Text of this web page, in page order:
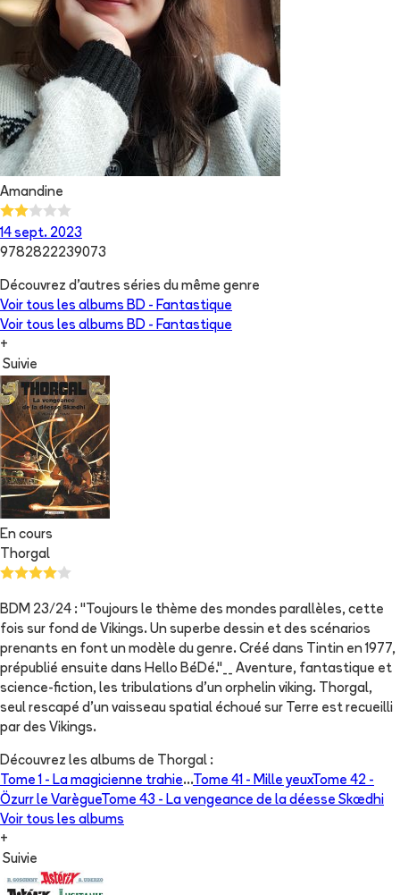
Amandine
14 sept. 2023
9782822239073
Découvrez d'autres séries du même genre
Voir tous les albums BD - Fantastique
Voir tous les albums BD - Fantastique
+
Suivie
En cours
Thorgal
BDM 23/24 : "Toujours le thème des mondes parallèles, cette
fois sur fond de Vikings. Un superbe dessin et des scénarios
prenants en font un modèle du genre. Créé dans Tintin en 1977,
prépublié ensuite dans Hello BéDé."__ Aventure, fantastique et
science-fiction, les tribulations d'un orphelin viking. Thorgal,
seul rescapé d'un vaisseau spatial échoué sur Terre est recueilli
par des Vikings.
Découvrez les albums de Thorgal :
Tome 1 - La magicienne trahie...Tome 41 - Mille yeuxTome 42 -
Özurr le VarègueTome 43 - La vengeance de la déesse Skædhi
Voir tous les albums
+
Suivie